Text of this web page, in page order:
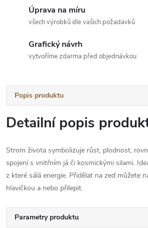
Úprava na míru
všech výrobků dle vašich požadavků
Grafický návrh
vytvoříme zdarma před objednávkou
Popis produktu
Detailní popis
Strom života symbolizuje růst, plodnost,
spojení s vnitřním já či kosmickými silami.
z které sálá energie. Přidělat na zeď můžete
hlavičkou a nebo přilepit.
Parametry produktu